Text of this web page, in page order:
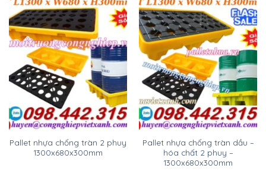
Pallet nhựa chống tràn 2 phuy
1300x680x300mm
Pallet nhựa chống tràn dầu –
hóa chất 2 phuy –
1300x680x300mm